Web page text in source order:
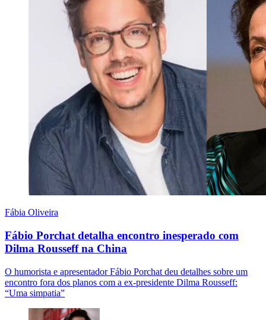
Fábia Oliveira
Fábio Porchat detalha encontro inesperado com
Dilma Rousseff na China
O humorista e apresentador Fábio Porchat deu detalhes sobre um
encontro fora dos planos com a ex-presidente Dilma Rousseff:
“Uma simpatia”